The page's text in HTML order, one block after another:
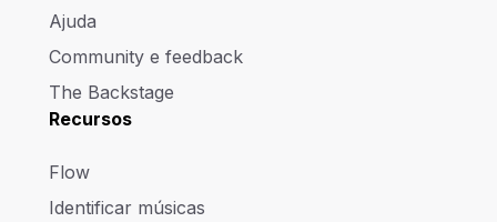
Ajuda
Community e feedback
The Backstage
Recursos
Flow
Identificar músicas